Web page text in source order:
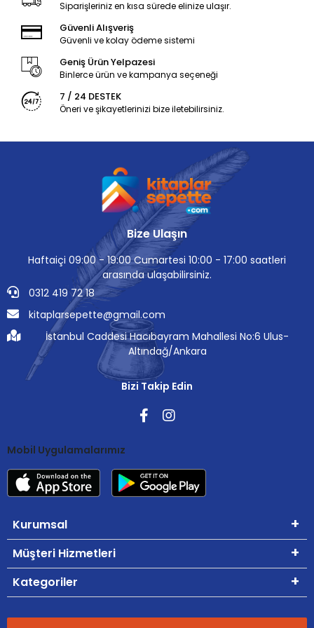
Siparişleriniz en kısa sürede elinize ulaşır.
Güvenli Alışveriş
Güvenli ve kolay ödeme sistemi
Geniş Ürün Yelpazesi
Binlerce ürün ve kampanya seçeneği
7 / 24 DESTEK
Öneri ve şikayetlerinizi bize iletebilirsiniz.
Bize Ulaşın
Haftaiçi 09:00 - 19:00 Cumartesi 10:00 - 17:00 saatleri
arasında ulaşabilirsiniz.
0312 419 72 18
kitaplarsepette@gmail.com
İstanbul Caddesi Hacıbayram Mahallesi No:6 Ulus-
Altındağ/Ankara
Bizi Takip Edin
Mobil Uygulamalarımız
Kurumsal
Müşteri Hizmetleri
Kategoriler